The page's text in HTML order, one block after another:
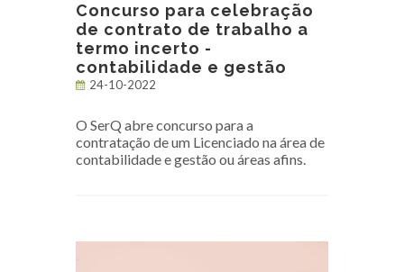
Concurso para celebração
de contrato de trabalho a
termo incerto -
contabilidade e gestão
24-10-2022
O SerQ abre concurso para a
contratação de um Licenciado na área de
contabilidade e gestão ou áreas afins.